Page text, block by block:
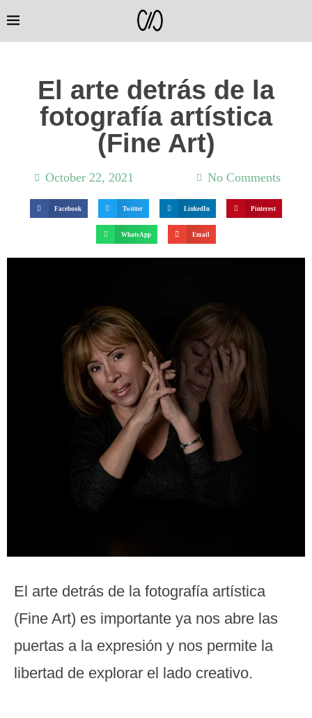
El arte detrás de la
fotografía artística
(Fine Art)
October 22, 2021 No Comments
Facebook Twitter LinkedIn Pinterest
WhatsApp Email
El arte detrás de la fotografía artística
(Fine Art) es importante ya nos abre las
puertas a la expresión y nos permite la
libertad de explorar el lado creativo.